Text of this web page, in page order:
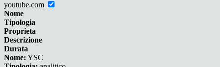
youtube.com
Nome
Tipologia
Proprieta
Descrizione
Durata
Nome: YSC